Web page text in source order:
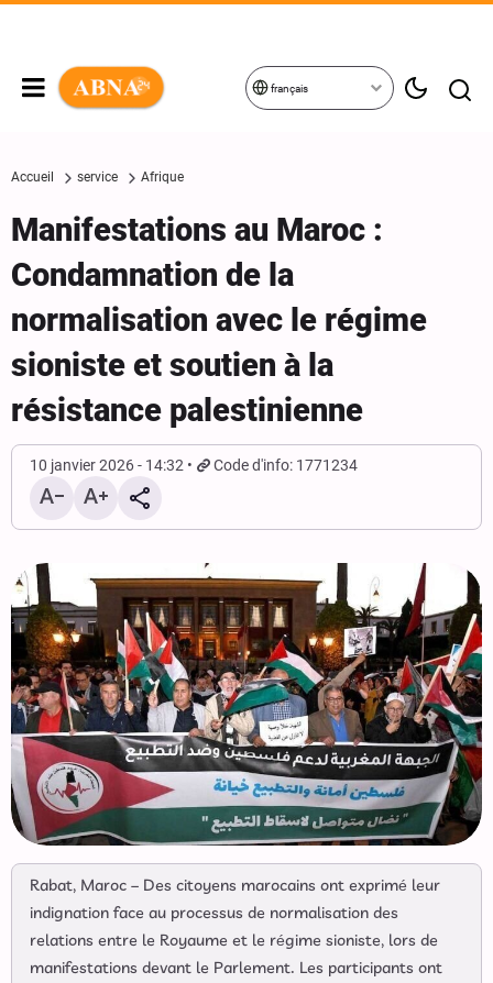
français
Accueil service Afrique
Manifestations au Maroc :
Condamnation de la
normalisation avec le régime
sioniste et soutien à la
résistance palestinienne
10 janvier 2026 - 14:32 Code d'info: 1771234
Rabat, Maroc – Des citoyens marocains ont exprimé leur
indignation face au processus de normalisation des
relations entre le Royaume et le régime sioniste, lors de
manifestations devant le Parlement. Les participants ont